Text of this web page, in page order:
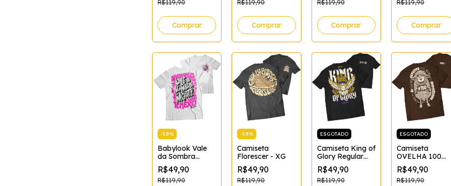
R$119,90
Comprar
R$119,90
Comprar
R$119,90
Comprar
R$119,90
Comprar
-58%
Babylook Vale
da Sombra
Feminina
(Branca)
Tamanho:GG;Cor:Branco
R$49,90
R$119,90
-58%
Camiseta
Florescer - XG
R$49,90
R$119,90
ESGOTADO
Camiseta King of
Glory Regular
XG
R$49,90
R$119,90
ESGOTADO
Camiseta
OVELHA 100
MARROM
R$49,90
R$119,90